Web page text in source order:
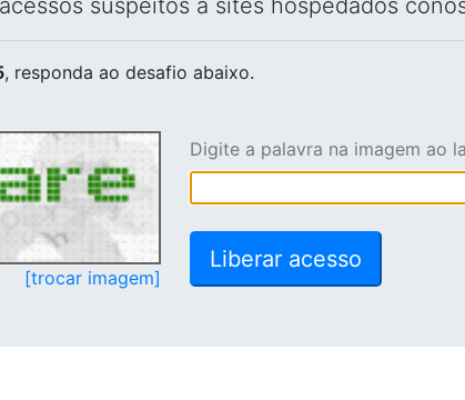
suspeitos a sites hospedados
, responda ao desafio abaixo.
[trocar imagem]
Digite a palavra na imagem ao